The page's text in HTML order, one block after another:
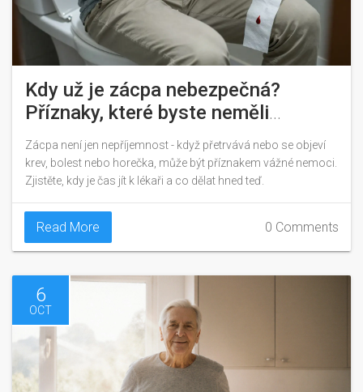
Kdy už je zácpa nebezpečná?
Příznaky, které byste neměli
ignorovat
Zácpa není jen nepříjemnost - když přetrvává nebo se objeví
krev, bolest nebo horečka, může být příznakem vážné nemoci.
Zjistěte, kdy je čas jít k lékaři a co dělat hned teď.
Read More 0 Comments
6
OCT